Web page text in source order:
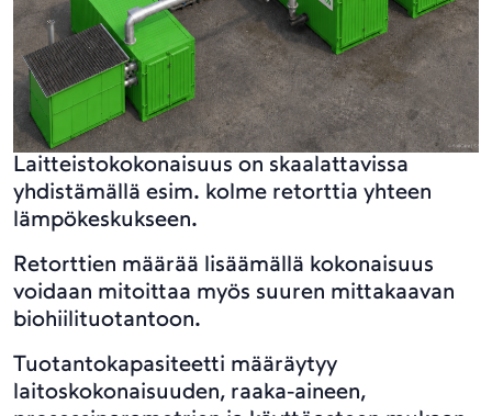
Laitteistokokonaisuus on skaalattavissa
yhdistämällä esim. kolme retorttia yhteen
lämpökeskukseen.
Retorttien määrää lisäämällä kokonaisuus
voidaan mitoittaa myös suuren mittakaavan
biohiilituotantoon.
Tuotantokapasiteetti määräytyy
laitoskokonaisuuden, raaka-aineen,